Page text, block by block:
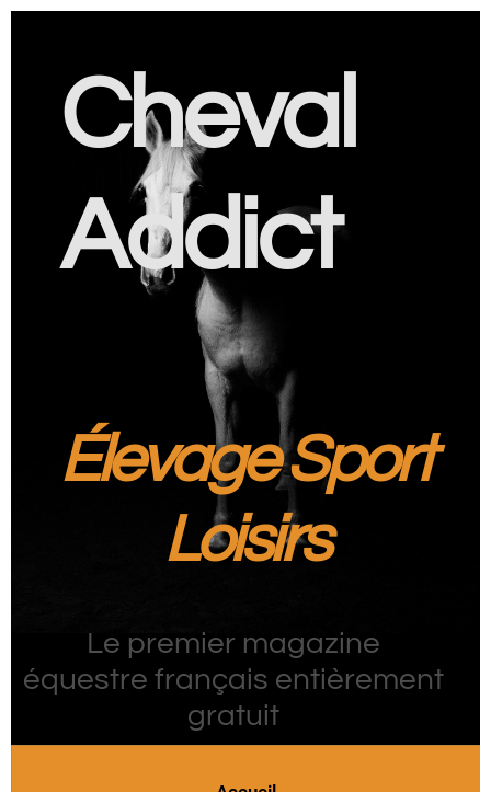
Cheval
Addict
Élevage Sport
Loisirs
Le premier magazine
équestre français entièrement
gratuit